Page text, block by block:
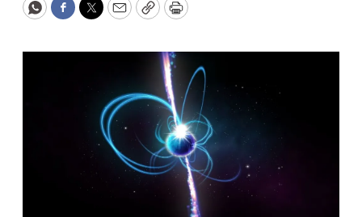
WhatsApp
Facebook
Twitter
EmailCopyPrint